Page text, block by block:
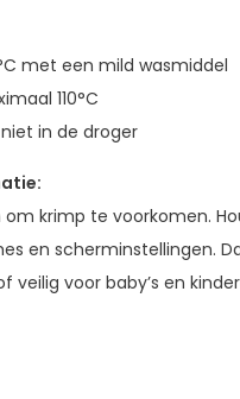
met een mild wasmiddel
110°C
in de droger
om krimp te voorkomen.
en scherminstellingen.
veilig voor baby’s en